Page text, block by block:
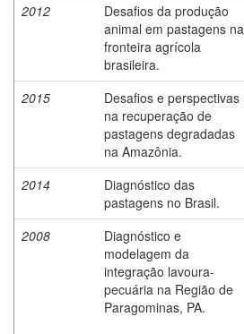
2012
Desafios da produção
animal em pastagens na
fronteira agrícola
brasileira.
2015
Desafios e perspectivas
na recuperação de
pastagens degradadas
na Amazônia.
2014
Diagnóstico das
pastagens no Brasil.
2008
Diagnóstico e
modelagem da
integração lavoura-
pecuária na Região de
Paragominas, PA.